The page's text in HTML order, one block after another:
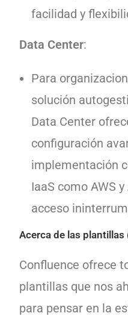
facilidad y
Data Center:
Para
solución
Data Center
configuración
implementación
IaaS como AWS
acceso
Acerca de las
Confluence ofrece
plantillas que nos
para pensar en la